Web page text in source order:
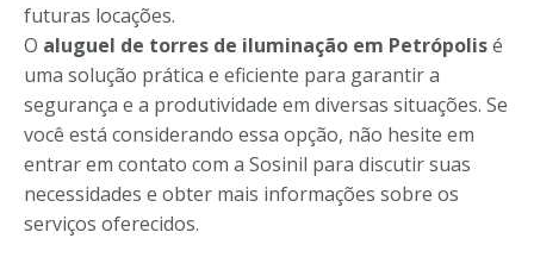
futuras locações.
O aluguel de torres de iluminação em Petrópolisé
uma solução prática e eficiente para garantir a
segurança e a produtividade em diversas situações. Se
você está considerando essa opção, não hesite em
entrar em contato com a Sosinil para discutir suas
necessidades e obter mais informações sobre os
serviços oferecidos.